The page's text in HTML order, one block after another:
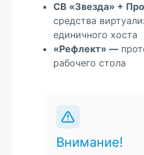
СВ «Звезда» +
средства
единичного хоста
«Рефлект» —
рабочего стола
Внимание!